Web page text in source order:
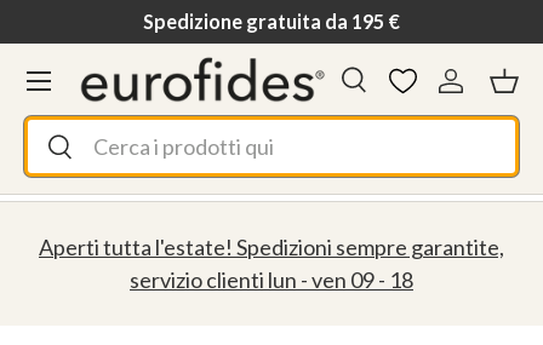
Passa ai contenuti
Spedizione gratuita da 195 €
Cerca
Cerca
Cerca Accedi
Menu
Aperti tutta l'estate! Spedizioni sempre garantite,
servizio clienti lun - ven 09 - 18